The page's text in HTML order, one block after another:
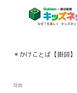
＊かけことば【掛詞】
辞典